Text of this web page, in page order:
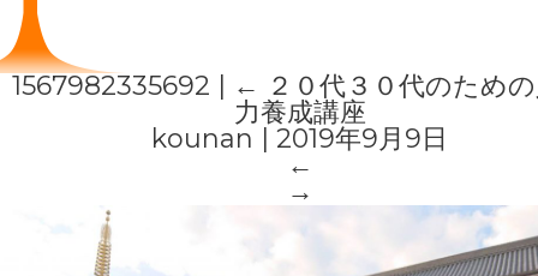
1567982335692 ← ２０代３０代のため
力養成講座
kounan
|2019年9月9日
←
→